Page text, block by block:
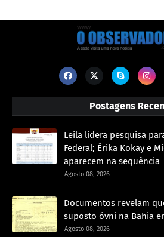
Postagens
Leila lidera pesquisa
Federal; Érika Kokay e
aparecem na sequência
Agosto 08, 2026
Documentos revelam
suposto óvni na Bahia
Agosto 08, 2026